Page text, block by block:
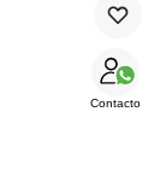
Contacto